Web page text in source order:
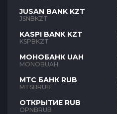
JUSAN BANK KZT
JSNBKZT
KASPI BANK KZT
KSPBKZT
МОНОБАНК UAH
MONOBUAH
МТС БАНК RUB
MTSBRUB
ОТКРЫТИЕ RUB
OPNBRUB